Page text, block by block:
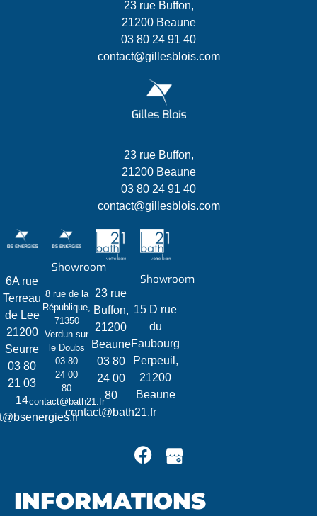
23 rue Buffon,
21200 Beaune
03 80 24 91 40
contact@gillesblois.com
23 rue Buffon,
21200 Beaune
03 80 24 91 40
contact@gillesblois.com
6A rue
Terreau
de Lee
21200
Seurre
03 80
21 03
14
Showroom
8 rue de la
République,
71350
Verdun sur
le Doubs
03 80
24 00
80
contact@bath21.fr
23 rue
Buffon,
21200
Beaune
03 80
24 00
80
contact@bath21.fr
Showroom
15 D rue
du
Faubourg
Perpeuil,
21200
Beaune
INFORMATIONS